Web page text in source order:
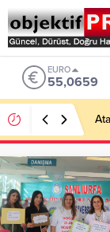
EURO
55,0659